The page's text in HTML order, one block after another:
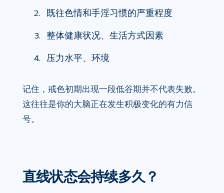
既往色情和手淫习惯的严重程度
整体健康状况、生活方式因素
压力水平、环境
记住，戒色初期出现一段低谷期并不代表失败。
这往往是你的大脑正在发生积极变化的有力信
号。
直线状态会持续多久？